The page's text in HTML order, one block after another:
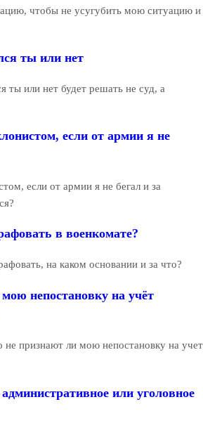
чтобы не усугубить мою ситуацию и
ты или нет
ты или нет будет решать не суд, а
если от армии я не
если от армии я не бегал и за
в военкомате?
на каком основании и за что?
непостановку на учёт
не признают ли мою непостановку на учет
или уголовное